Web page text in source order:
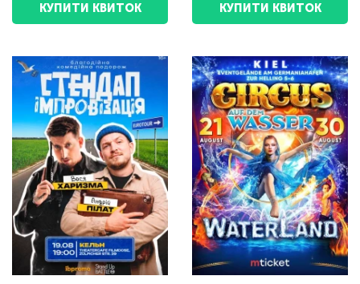
КУПИТИ КВИТОК КУПИТИ КВИТОК